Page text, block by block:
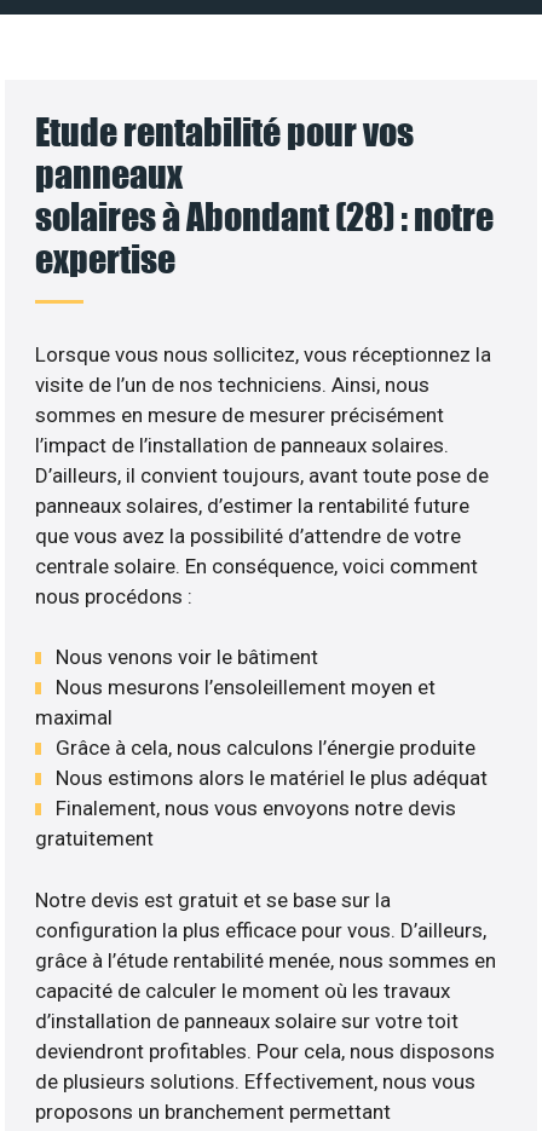
Etude rentabilité pour vos
panneaux
solaires à Abondant (28) : notre
expertise
Lorsque vous nous sollicitez, vous réceptionnez la
visite de l’un de nos techniciens. Ainsi, nous
sommes en mesure de mesurer précisément
l’impact de l’installation de panneaux solaires.
D’ailleurs, il convient toujours, avant toute pose de
panneaux solaires, d’estimer la rentabilité future
que vous avez la possibilité d’attendre de votre
centrale solaire. En conséquence, voici comment
nous procédons :
Nous venons voir le bâtiment
Nous mesurons l’ensoleillement moyen et
maximal
Grâce à cela, nous calculons l’énergie produite
Nous estimons alors le matériel le plus adéquat
Finalement, nous vous envoyons notre devis
gratuitement
Notre devis est gratuit et se base sur la
configuration la plus efficace pour vous. D’ailleurs,
grâce à l’étude rentabilité menée, nous sommes en
capacité de calculer le moment où les travaux
d’installation de panneaux solaire sur votre toit
deviendront profitables. Pour cela, nous disposons
de plusieurs solutions. Effectivement, nous vous
proposons un branchement permettant